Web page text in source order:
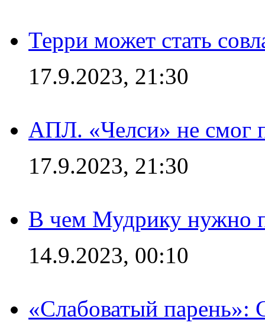
Терри может стать
17.9.2023, 21:30
АПЛ. «Челси» не смог
17.9.2023, 21:30
В чем Мудрику нужно
14.9.2023, 00:10
«Слабоватый парень»: